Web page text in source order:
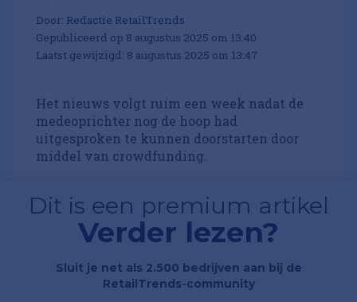
Door: Redactie RetailTrends
Gepubliceerd op 8 augustus 2025 om 13:40
Laatst gewijzigd: 8 augustus 2025 om 13:47
Het nieuws volgt ruim een week nadat de
medeoprichter nog de hoop had
uitgesproken te kunnen doorstarten door
middel van crowdfunding.
Dit is een premium artikel
Verder lezen?
Sluit je net als 2.500 bedrijven aan bij de
RetailTrends-community